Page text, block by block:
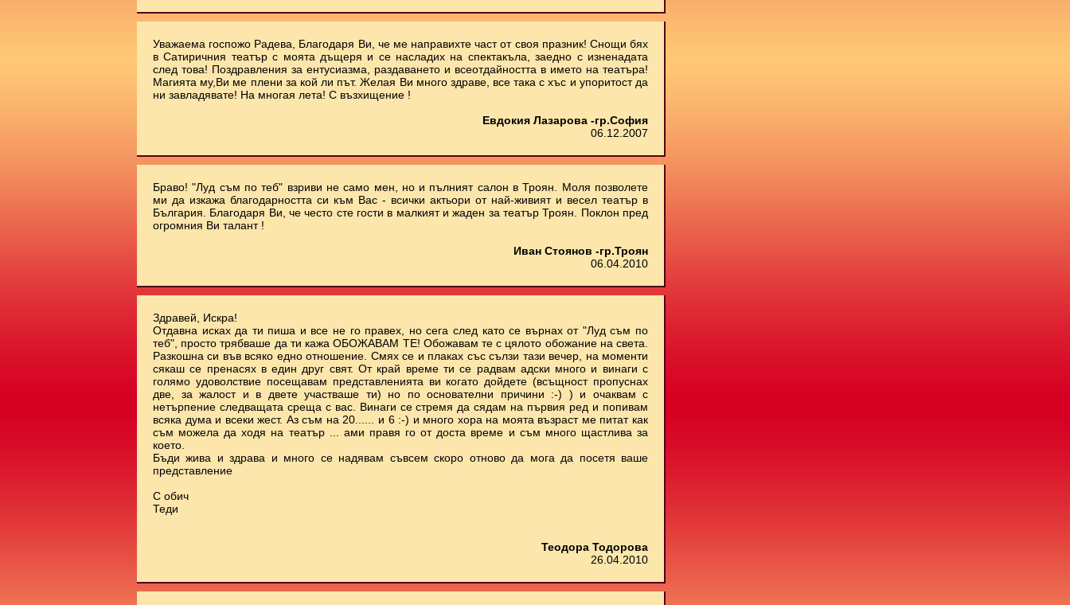
Уважаема госпожо Радева, Благодаря Ви, че ме направихте част от своя празник! Снощи бях
в Сатиричния театър с моята дъщеря и се насладих на спектакъла, заедно с изненадата
след това! Поздравления за ентусиазма, раздаването и всеотдайността в името на театъра!
Магията му,Ви ме плени за кой ли път. Желая Ви много здраве, все така с хъс и упоритост да
ни завладявате! На многая лета! С възхищение !
Евдокия Лазарова -гр.София
06.12.2007
Браво! "Луд съм по теб" взриви не само мен, но и пълният салон в Троян. Моля позволете
ми да изкажа благодарността си към Вас - всички актьори от най-живият и весел театър в
България. Благодаря Ви, че често сте гости в малкият и жаден за театър Троян. Поклон пред
огромния Ви талант !
Иван Стоянов -гр.Троян
06.04.2010
Здравей, Искра!
Отдавна исках да ти пиша и все не го правех, но сега след като се върнах от "Луд съм по
теб", просто трябваше да ти кажа ОБОЖАВАМ ТЕ! Обожавам те с цялото обожание на света.
Разкошна си във всяко едно отношение. Смях се и плаках със сълзи тази вечер, на моменти
сякаш се пренасях в един друг свят. От край време ти се радвам адски много и винаги с
голямо удоволствие посещавам представленията ви когато дойдете (всъщност пропуснах
две, за жалост и в двете участваше ти) но по основателни причини :-) ) и очаквам с
нетърпение следващата среща с вас. Винаги се стремя да сядам на първия ред и попивам
всяка дума и всеки жест. Аз съм на 20...... и 6 :-) и много хора на моята възраст ме питат как
съм можела да ходя на театър ... ами правя го от доста време и съм много щастлива за
което.
Бъди жива и здрава и много се надявам съвсем скоро отново да мога да посетя ваше
представление
С обич
Теди
Теодора Тодорова
26.04.2010